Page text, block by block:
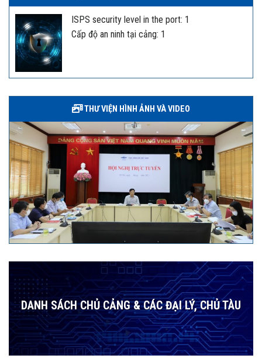
ISPS security level in the port: 1
Cấp độ an ninh tại cảng: 1
THƯ VIỆN HÌNH ẢNH VÀ VIDEO
DANH SÁCH CHỦ CẢNG & CÁC ĐẠI LÝ, CHỦ TÀU